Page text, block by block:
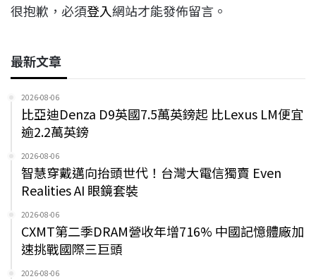
很抱歉，必須登入網站才能發佈留言。
最新文章
2026-08-06
比亞迪Denza D9英國7.5萬英鎊起 比Lexus LM便宜
逾2.2萬英鎊
2026-08-06
智慧穿戴邁向抬頭世代！台灣大電信獨賣 Even
Realities AI 眼鏡套裝
2026-08-06
CXMT第二季DRAM營收年增716% 中國記憶體廠加
速挑戰國際三巨頭
2026-08-06